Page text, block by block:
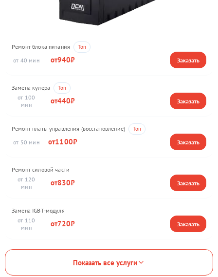
Ремонт блока питания
40
940
Замена кулера
100
440
Ремонт платы управления (восстановление)
50
1100
Ремонт силовой части
120
830
Замена IGBT-модуля
110
720
Показать все услуги